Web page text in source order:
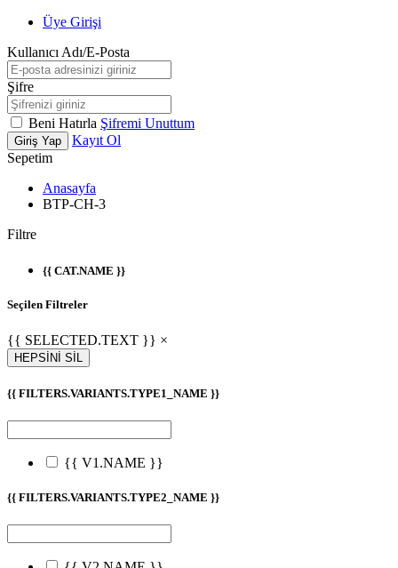
Üye Girişi
Kullanıcı Adı/E-Posta
Şifre
Beni Hatırla Şifremi Unuttum
Giriş Yap
Kayıt Ol
Sepetim
Anasayfa
BTP-CH-3
Filtre
{{ CAT.NAME }}
Seçilen Filtreler
{{ SELECTED.TEXT }} ×
HEPSİNİ SİL
{{ FILTERS.VARIANTS.TYPE1_NAME }}
{{ V1.NAME }}
{{ FILTERS.VARIANTS.TYPE2_NAME }}